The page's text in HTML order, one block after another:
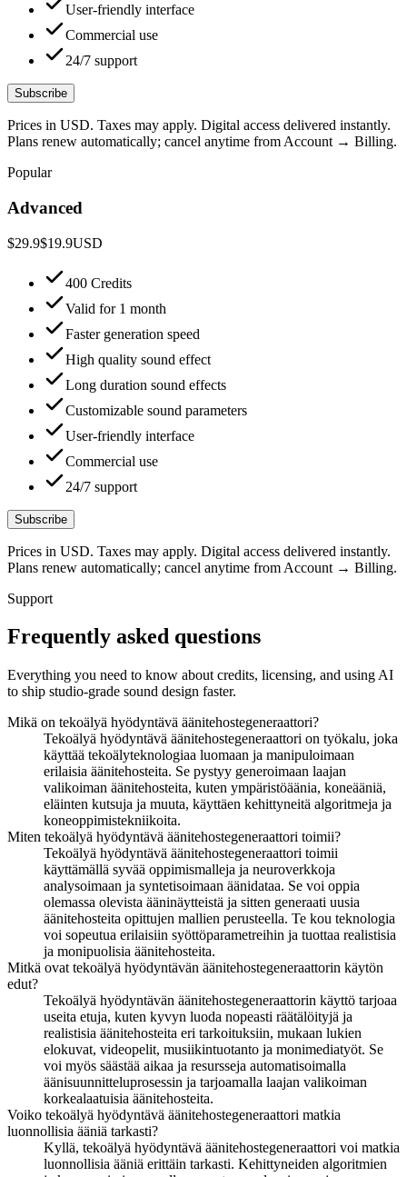
User-friendly interface
Commercial use
24/7 support
Subscribe
Prices in USD. Taxes may apply. Digital access delivered instantly.
Plans renew automatically; cancel anytime from Account → Billing.
Popular
Advanced
$29.9$19.9USD
400 Credits
Valid for 1 month
Faster generation speed
High quality sound effect
Long duration sound effects
Customizable sound parameters
User-friendly interface
Commercial use
24/7 support
Subscribe
Prices in USD. Taxes may apply. Digital access delivered instantly.
Plans renew automatically; cancel anytime from Account → Billing.
Support
Frequently asked questions
Everything you need to know about credits, licensing, and using AI
to ship studio-grade sound design faster.
Mikä on tekoälyä hyödyntävä äänitehostegeneraattori?
Tekoälyä hyödyntävä äänitehostegeneraattori on työkalu, joka
käyttää tekoälyteknologiaa luomaan ja manipuloimaan
erilaisia äänitehosteita. Se pystyy generoimaan laajan
valikoiman äänitehosteita, kuten ympäristöäänia, koneääniä,
eläinten kutsuja ja muuta, käyttäen kehittyneitä algoritmeja ja
koneoppimistekniikoita.
Miten tekoälyä hyödyntävä äänitehostegeneraattori toimii?
Tekoälyä hyödyntävä äänitehostegeneraattori toimii
käyttämällä syvää oppimismalleja ja neuroverkkoja
analysoimaan ja syntetisoimaan äänidataa. Se voi oppia
olemassa olevista ääninäytteistä ja sitten generaati uusia
äänitehosteita opittujen mallien perusteella. Te kou teknologia
voi sopeutua erilaisiin syöttöparametreihin ja tuottaa realistisia
ja monipuolisia äänitehosteita.
Mitkä ovat tekoälyä hyödyntävän äänitehostegeneraattorin käytön
edut?
Tekoälyä hyödyntävän äänitehostegeneraattorin käyttö tarjoaa
useita etuja, kuten kyvyn luoda nopeasti räätälöityjä ja
realistisia äänitehosteita eri tarkoituksiin, mukaan lukien
elokuvat, videopelit, musiikintuotanto ja monimediatyöt. Se
voi myös säästää aikaa ja resursseja automatisoimalla
äänisuunnitteluprosessin ja tarjoamalla laajan valikoiman
korkealaatuisia äänitehosteita.
Voiko tekoälyä hyödyntävä äänitehostegeneraattori matkia
luonnollisia ääniä tarkasti?
Kyllä, tekoälyä hyödyntävä äänitehostegeneraattori voi matkia
luonnollisia ääniä erittäin tarkasti. Kehittyneiden algoritmien